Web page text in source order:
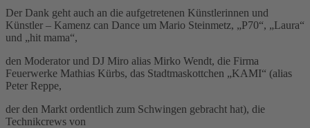
Der Dank geht auch an die aufgetretenen Künstlerinnen und
Künstler – Kamenz can Dance um Mario Steinmetz, „P70“, „Laura“
und „hit mama“,
den Moderator und DJ Miro alias Mirko Wendt, die Firma
Feuerwerke Mathias Kürbs, das Stadtmaskottchen „KAMI“ (alias
Peter Reppe,
der den Markt ordentlich zum Schwingen gebracht hat), die
Technikcrews von